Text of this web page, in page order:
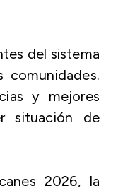
del sistema
comunidades.
y mejores
situación de
2026, la